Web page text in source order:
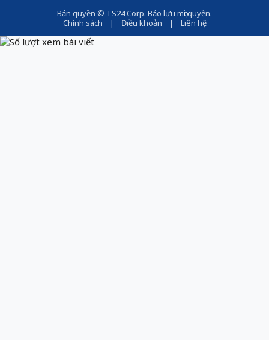
Bản quyền © TS24 Corp. Bảo lưu mọi quyền.
Chính sách | Điều khoản | Liên hệ